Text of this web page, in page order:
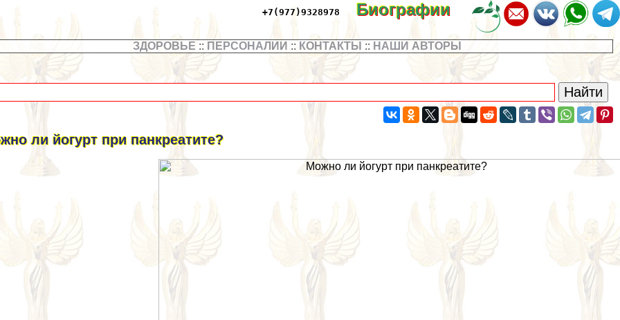
+7(977)9328978 Биографии
ЗДОРОВЬЕ :: ПЕРСОНАЛИИ :: КОНТАКТЫ :: НАШИ АВТОРЫ
ли йогурт при панкреатите?